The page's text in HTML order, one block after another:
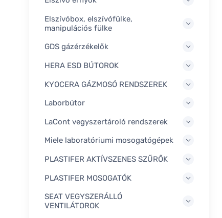
Elszívóbox, elszívófülke,
manipulációs fülke
GDS gázérzékelők
HERA ESD BÚTOROK
KYOCERA GÁZMOSÓ RENDSZEREK
Laborbútor
LaCont vegyszertároló rendszerek
Miele laboratóriumi mosogatógépek
PLASTIFER AKTÍVSZENES SZŰRŐK
PLASTIFER MOSOGATÓK
SEAT VEGYSZERÁLLÓ
VENTILÁTOROK